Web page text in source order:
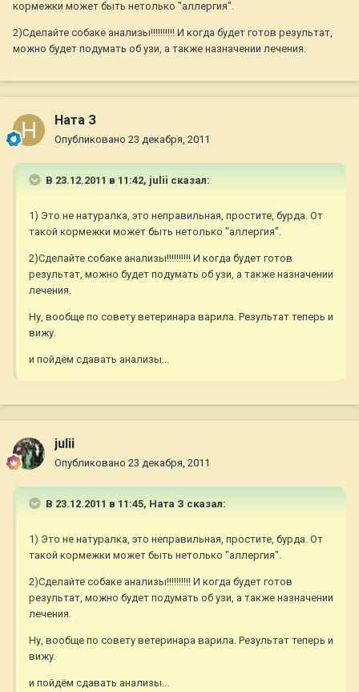
кормежки может быть нетолько "аллергия".
2)Сделайте собаке анализы!!!!!!!!!! И когда будет готов результат,
можно будет подумать об узи, а также назначении лечения.
Ната З
Опубликовано 23 декабря, 2011
В 23.12.2011 в 11:42, julii сказал:
1) Это не натуралка, это неправильная, простите, бурда. От
такой кормежки может быть нетолько "аллергия".
2)Сделайте собаке анализы!!!!!!!!!! И когда будет готов
результат, можно будет подумать об узи, а также назначении
лечения.
Ну, вообще по совету ветеринара варила. Результат теперь и
вижу.
и пойдём сдавать анализы...
julii
Опубликовано 23 декабря, 2011
В 23.12.2011 в 11:45, Ната З сказал:
1) Это не натуралка, это неправильная, простите, бурда. От
такой кормежки может быть нетолько "аллергия".
2)Сделайте собаке анализы!!!!!!!!!! И когда будет готов
результат, можно будет подумать об узи, а также назначении
лечения.
Ну, вообще по совету ветеринара варила. Результат теперь и
вижу.
и пойдём сдавать анализы...